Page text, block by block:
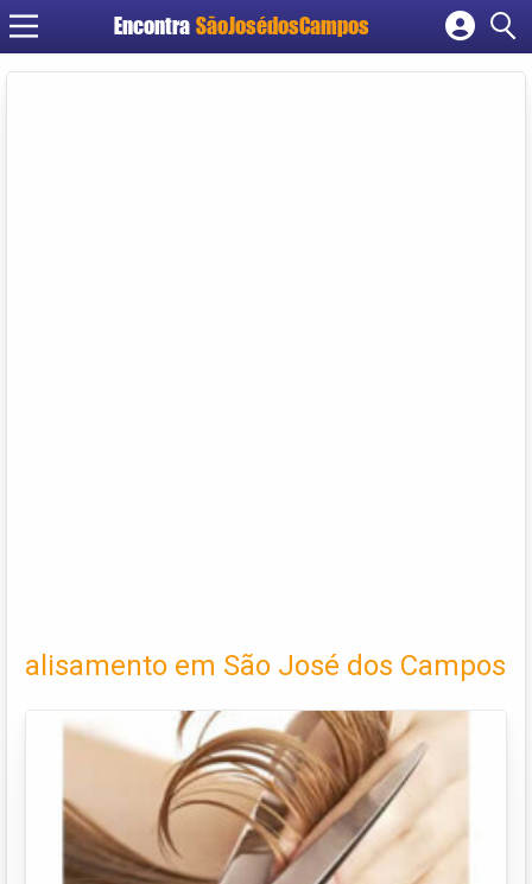
Encontra SãoJosédosCampos
Cadastrar empresa
alisamento em São José dos Campos